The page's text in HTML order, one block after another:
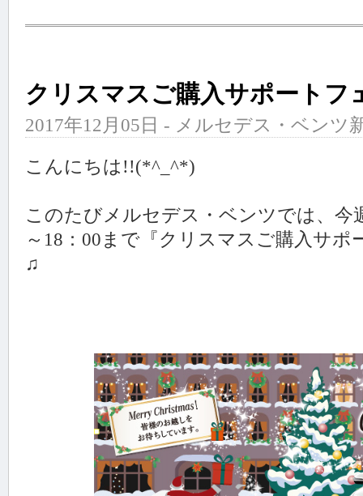
クリスマスご購入サポートフ
2017年12月05日 - メルセデス・ベンツ
こんにちは!!(*^_^*)
このたびメルセデス・ベンツでは、今
～18：00まで『クリスマスご購入サ
♫